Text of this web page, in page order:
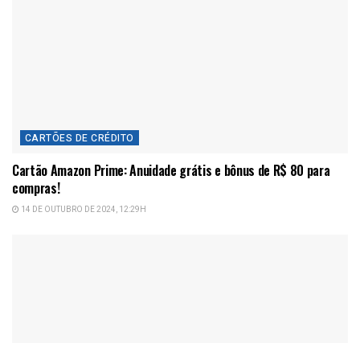
CARTÕES DE CRÉDITO
Cartão Amazon Prime: Anuidade grátis e bônus de R$ 80 para
compras!
14 DE OUTUBRO DE 2024, 12:29H